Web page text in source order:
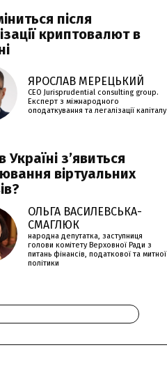
після
криптовалют в
ЯРОСЛАВ МЕРЕЦЬКИЙ
CEO Jurisprudential consulting group.
Експерт з міжнародного
оподаткування та легалізації капіталу
Україні з’явиться
віртуальних
ОЛЬГА ВАСИЛЕВСЬКА-
СМАГЛЮК
народна депутатка, заступниця
голови комітету Верховної Ради з
питань фінансів, податкової та митної
політики